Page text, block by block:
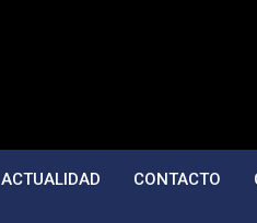
ACTUALIDAD CONTACTO